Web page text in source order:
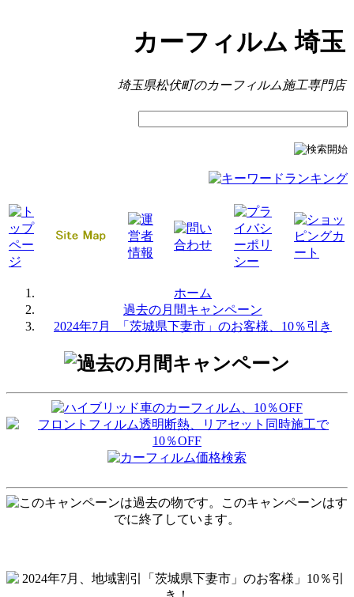
カーフィルム 埼玉
埼玉県松伏町のカーフィルム施工専門店
ホーム
過去の月間キャンペーン
2024年7月_「茨城県下妻市」のお客様、10％引き